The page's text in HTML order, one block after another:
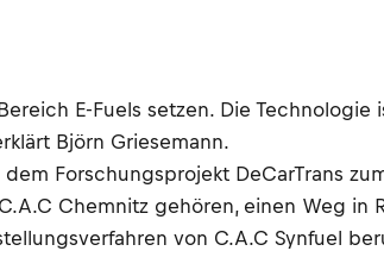
E-Fuels setzen. Die
Björn Griesemann.
Forschungsprojekt DeCarTrans
Chemnitz gehören, einen Weg
von C.A.C Synfuel